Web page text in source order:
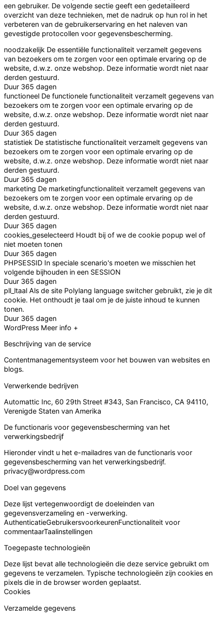
een gebruiker. De volgende sectie geeft een gedetailleerd
overzicht van deze technieken, met de nadruk op hun rol in het
verbeteren van de gebruikerservaring en het naleven van
gevestigde protocollen voor gegevensbescherming.
noodzakelijk De essentiële functionaliteit verzamelt gegevens
van bezoekers om te zorgen voor een optimale ervaring op de
website, d.w.z. onze webshop. Deze informatie wordt niet naar
derden gestuurd.
Duur 365 dagen
functioneel De functionele functionaliteit verzamelt gegevens van
bezoekers om te zorgen voor een optimale ervaring op de
website, d.w.z. onze webshop. Deze informatie wordt niet naar
derden gestuurd.
Duur 365 dagen
statistiek De statistische functionaliteit verzamelt gegevens van
bezoekers om te zorgen voor een optimale ervaring op de
website, d.w.z. onze webshop. Deze informatie wordt niet naar
derden gestuurd.
Duur 365 dagen
marketing De marketingfunctionaliteit verzamelt gegevens van
bezoekers om te zorgen voor een optimale ervaring op de
website, d.w.z. onze webshop. Deze informatie wordt niet naar
derden gestuurd.
Duur 365 dagen
cookies_geselecteerd Houdt bij of we de cookie popup wel of
niet moeten tonen
Duur 365 dagen
PHPSESSID In speciale scenario's moeten we misschien het
volgende bijhouden in een SESSION
Duur 365 dagen
pll_ltaal Als de site Polylang language switcher gebruikt, zie je dit
cookie. Het onthoudt je taal om je de juiste inhoud te kunnen
tonen.
Duur 365 dagen
WordPress Meer info +
Beschrijving van de service
Contentmanagementsysteem voor het bouwen van websites en
blogs.
Verwerkende bedrijven
Automattic Inc, 60 29th Street #343, San Francisco, CA 94110,
Verenigde Staten van Amerika
De functionaris voor gegevensbescherming van het
verwerkingsbedrijf
Hieronder vindt u het e-mailadres van de functionaris voor
gegevensbescherming van het verwerkingsbedrijf.
privacy@wordpress.com
Doel van gegevens
Deze lijst vertegenwoordigt de doeleinden van
gegevensverzameling en -verwerking.
AuthenticatieGebruikersvoorkeurenFunctionaliteit voor
commentaarTaalinstellingen
Toegepaste technologieën
Deze lijst bevat alle technologieën die deze service gebruikt om
gegevens te verzamelen. Typische technologieën zijn cookies en
pixels die in de browser worden geplaatst.
Cookies
Verzamelde gegevens